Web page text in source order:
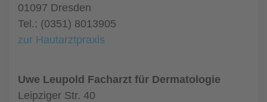
01097 Dresden
Tel.: (0351) 8013905
zur Hautarztpraxis
Uwe Leupold Facharzt für Dermatologie
Leipziger Str. 40